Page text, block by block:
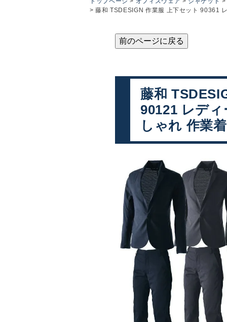
藤和 TSDESIGN 作業服 上下セット 90361
前のページに戻る
藤和
90121 レデ
しゃれ 作業